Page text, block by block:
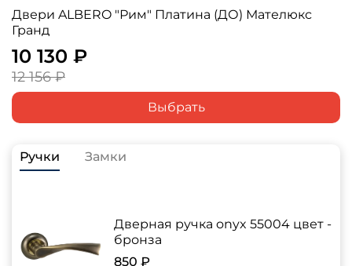
Двери ALBERO "Рим" Платина (ДО) Мателюкс
Гранд
10 130 ₽
12 156 ₽
Выбрать
Ручки Замки
Дверная ручка onyx 55004 цвет -
бронза
850 ₽